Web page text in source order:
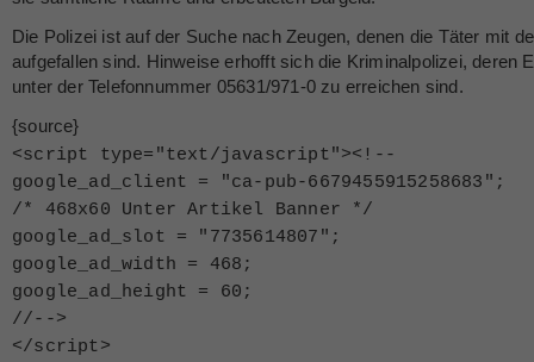
Die Polizei ist auf der Suche nach Zeugen, denen die Täter mit
aufgefallen sind. Hinweise erhofft sich die Kriminalpolizei, deren
unter der Telefonnummer 05631/971-0 zu erreichen sind.
{source}
<script type="text/javascript">< !--
google_ad_client = "ca-pub-6679455915258683";
/* 468x60 Unter Artikel Banner */
google_ad_slot = "7735614807";
google_ad_width = 468;
google_ad_height = 60;
//-->
</script>